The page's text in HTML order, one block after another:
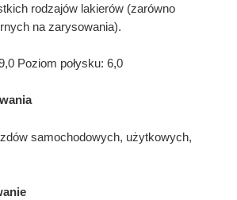
rodzajów lakierów (zarówno
na zarysowania).
Poziom połysku: 6,0
samochodowych, użytkowych,